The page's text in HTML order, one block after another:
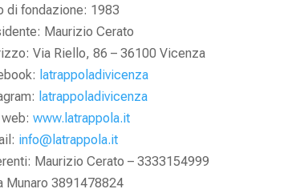
di fondazione: 1983
Maurizio Cerato
Via Riello, 86 – 36100 Vicenza
latrappoladivicenza
latrappoladivicenza
www.latrappola.it
info@latrappola.it
Maurizio Cerato – 3333154999
Munaro 3891478824